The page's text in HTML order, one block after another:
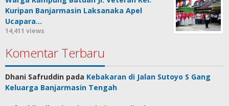
Kuripan Banjarmasin Laksanaka Apel
Ucapara…
14,411 views
Komentar Terbaru
Dhani Safruddin pada Kebakaran di Jalan Sutoyo S Gang
Keluarga Banjarmasin Tengah